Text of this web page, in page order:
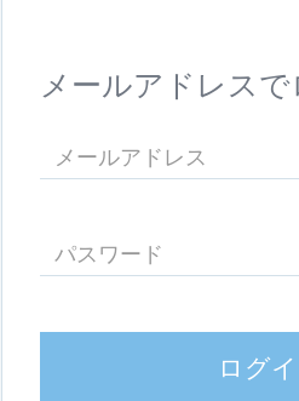
メールアドレス
ログ